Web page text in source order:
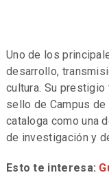
Uno de los
desarrollo,
cultura. Su
sello de Campus
cataloga como una
de investigación y
Esto te interesa: